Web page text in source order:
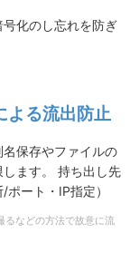
化のし忘れを防ぎ
よる流出防止
保存やファイルの
ます。 持ち出し先
ート・IP指定）
るなどの方法で故意に流